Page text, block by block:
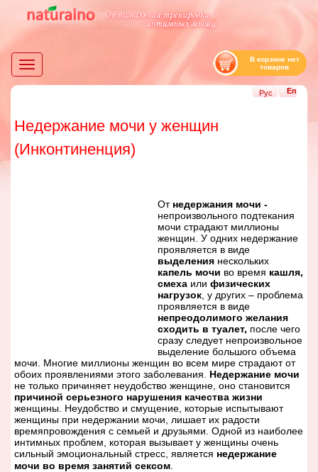
Toggle
navigation
В корзине нет
товаров
Рус En
Недержание мочи у женщин
(Инконтиненция)
От недержания мочи -
непроизвольного подтекания
мочи страдают миллионы
женщин. У одних недержание
проявляется в виде
выделения нескольких
капель мочи во время кашля,
смеха или физических
нагрузок , у других – проблема
проявляется в виде
непреодолимого желания
сходить в туалет, после чего
сразу следует непроизвольное
выделение большого объема
мочи. Многие миллионы женщин во всем мире страдают от
обоих проявлениями этого заболевания. Недержание мочи
не только причиняет неудобство женщине, оно становится
причиной серьезного нарушения качества жизни
женщины. Неудобство и смущение, которые испытывают
женщины при недержании мочи , лишает их радости
времяпровождения с семьей и друзьями. Одной из наиболее
интимных проблем, которая вызывает у женщины очень
сильный эмоциональный стресс, является недержание
мочи во время занятий сексом